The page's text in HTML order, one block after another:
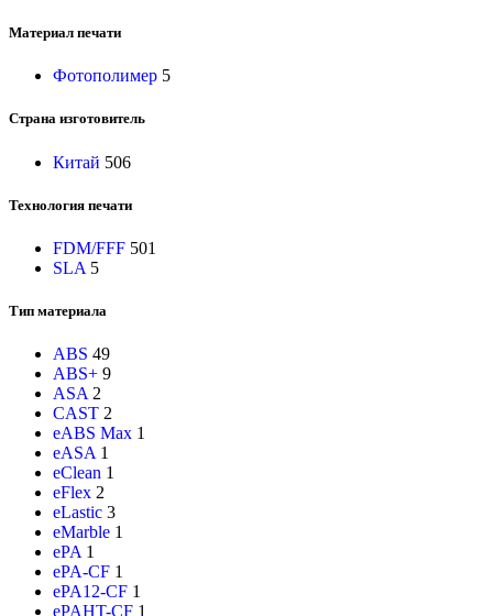
Материал печати
Фотополимер 5
Страна изготовитель
Китай 506
Технология печати
FDM/FFF 501
SLA 5
Тип материала
ABS 49
ABS+ 9
ASA 2
CAST 2
eABS Max 1
eASA 1
eClean 1
eFlex 2
eLastic 3
eMarble 1
ePA 1
ePA-CF 1
ePA12-CF 1
ePAHT-CF 1